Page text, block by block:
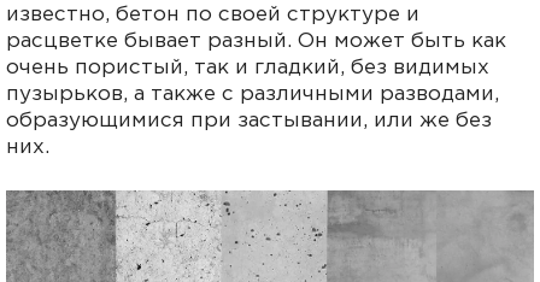
известно, бетон по своей структуре и
расцветке бывает разный. Он может быть как
очень пористый, так и гладкий, без видимых
пузырьков, а также с различными разводами,
образующимися при застывании, или же без
них.